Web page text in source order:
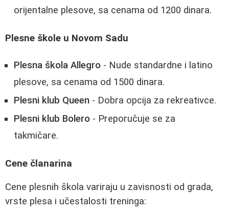
orijentalne plesove, sa cenama od 1200 dinara.
Plesne škole u Novom Sadu
Plesna škola Allegro - Nude standardne i latino
plesove, sa cenama od 1500 dinara.
Plesni klub Queen - Dobra opcija za rekreativce.
Plesni klub Bolero - Preporučuje se za
takmičare.
Cene članarina
Cene plesnih škola variraju u zavisnosti od grada,
vrste plesa i učestalosti treninga: